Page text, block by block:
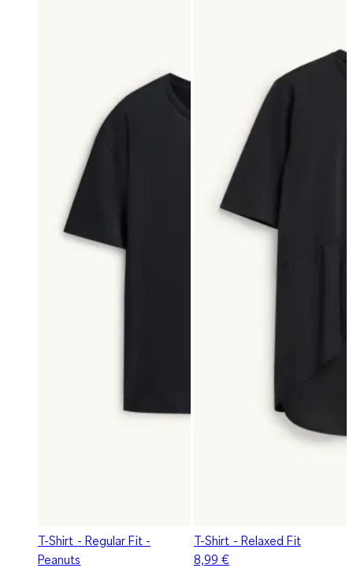
T-Shirt - Regular Fit -
Peanuts
T-Shirt - Relaxed Fit
8,99 €